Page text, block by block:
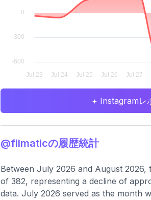
+ Instagramレ
@filmaticの履歴統計
Between July 2026 and August
of 382, representing a decline of
data. July 2026 served as the month